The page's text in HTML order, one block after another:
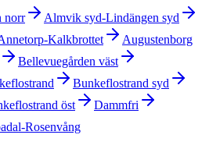
norr
Almvik syd-Lindängen syd
Kalkbrottet
Augustenborg
Bellevuegården väst
Bunkeflostrand syd
öst
Dammfri
Rosenvång